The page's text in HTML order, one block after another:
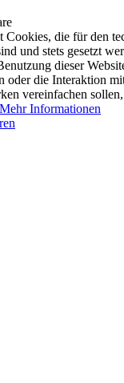
Cookies, die für den
und stets gesetzt
dieser
oder die Interaktion
vereinfachen
Mehr Informationen